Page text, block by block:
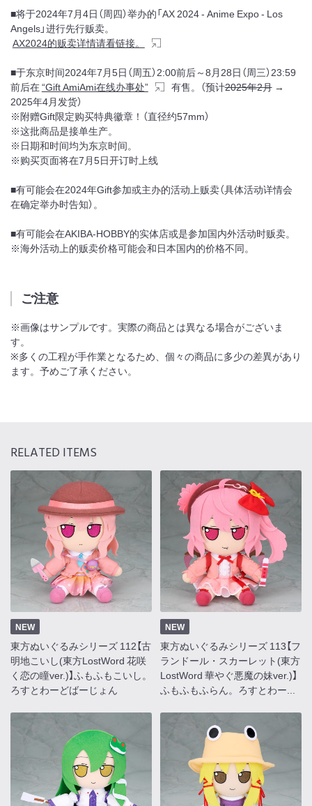
■将于2024年7月4日（周四）举办的「AX 2024 - Anime Expo - Los
Angels」进行先行贩卖。
AX2024的贩卖详情请看链接。
■于东京时间2024年7月5日（周五）2:00前后～8月28日（周三）23:59
前后在“Gift AmiAmi在线办事处” 有售。（预计2025年2月→
2025年4月发货）
※附赠Gift限定购买特典徽章！（直径约57mm）
※这批商品是接单生产。
※日期和时间均为东京时间。
※购买页面将在7月5日开订时上线
■有可能会在2024年Gift参加或主办的活动上贩卖（具体活动详情会
在确定举办时告知）。
■有可能会在AKIBA-HOBBY的实体店或是参加国内外活动时贩卖。
※海外活动上的贩卖价格可能会和日本国内的价格不同。
ご注意
※画像はサンプルです。実際の商品とは異なる場合がございま
す。
※多くの工程が手作業となるため、個々の商品に多少の差異があり
ます。予めご了承ください。
RELATED ITEMS
NEW
東方ぬいぐるみシリーズ 112【古
明地こいし(東方LostWord 花咲
く恋の瞳ver.)】ふもふもこいし。
ろすとわーどばーじょん
NEW
東方ぬいぐるみシリーズ 113【フ
ランドール・スカーレット(東方
LostWord 華やぐ悪魔の妹ver.)】
ふもふもふらん。ろすとわー...